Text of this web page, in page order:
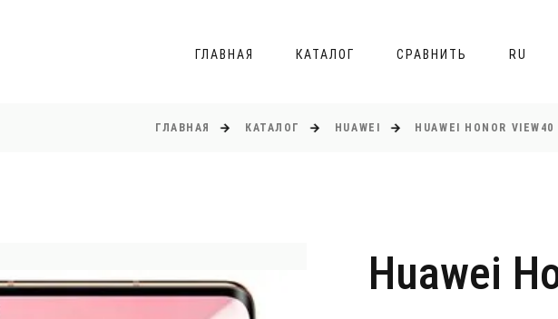
ГЛАВНАЯ КАТАЛОГ СРАВНИТЬ RU
ГЛАВНАЯ КАТАЛОГ HUAWEI HUAWEI HONOR VIEW40
Huawei